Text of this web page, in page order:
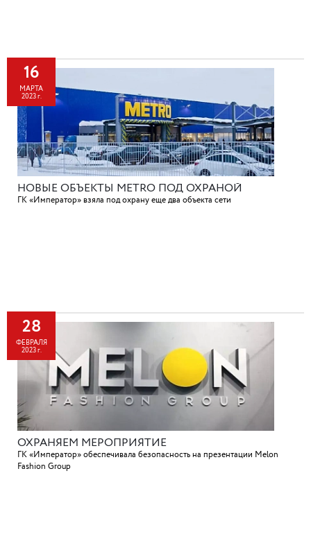
16
МАРТА
2023 г.
НОВЫЕ ОБЪЕКТЫ METRO ПОД ОХРАНОЙ
ГК «Император» взяла под охрану еще два объекта сети
28
ФЕВРАЛЯ
2023 г.
ОХРАНЯЕМ МЕРОПРИЯТИЕ
ГК «Император» обеспечивала безопасность на презентации Melon
Fashion Group